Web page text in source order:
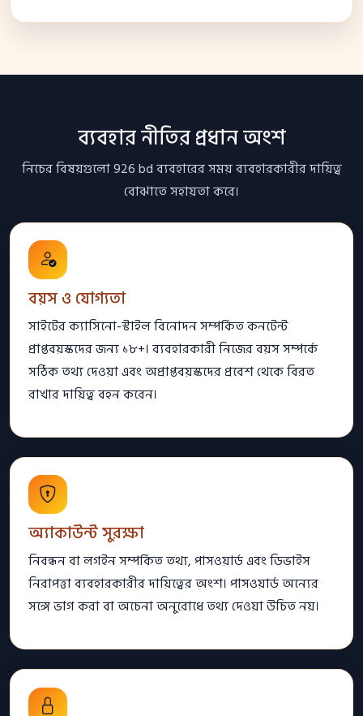
ব্যবহার নীতির প্রধান অংশ
নিচের বিষয়গুলো 926 bd ব্যবহারের সময় ব্যবহারকারীর দায়িত্ব
বোঝাতে সহায়তা করে।
বয়স ও যোগ্যতা
সাইটের ক্যাসিনো-স্টাইল বিনোদন সম্পর্কিত কনটেন্ট
প্রাপ্তবয়স্কদের জন্য ১৮+। ব্যবহারকারী নিজের বয়স সম্পর্কে
সঠিক তথ্য দেওয়া এবং অপ্রাপ্তবয়স্কদের প্রবেশ থেকে বিরত
রাখার দায়িত্ব বহন করেন।
অ্যাকাউন্ট সুরক্ষা
নিবন্ধন বা লগইন সম্পর্কিত তথ্য, পাসওয়ার্ড এবং ডিভাইস
নিরাপত্তা ব্যবহারকারীর দায়িত্বের অংশ। পাসওয়ার্ড অন্যের
সঙ্গে ভাগ করা বা অচেনা অনুরোধে তথ্য দেওয়া উচিত নয়।